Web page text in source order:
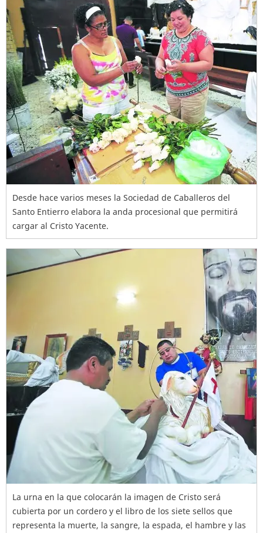
Desde hace varios meses la Sociedad de Caballeros del
Santo Entierro elabora la anda procesional que permitirá
cargar al Cristo Yacente.
La urna en la que colocarán la imagen de Cristo será
cubierta por un cordero y el libro de los siete sellos que
representa la muerte, la sangre, la espada, el hambre y las